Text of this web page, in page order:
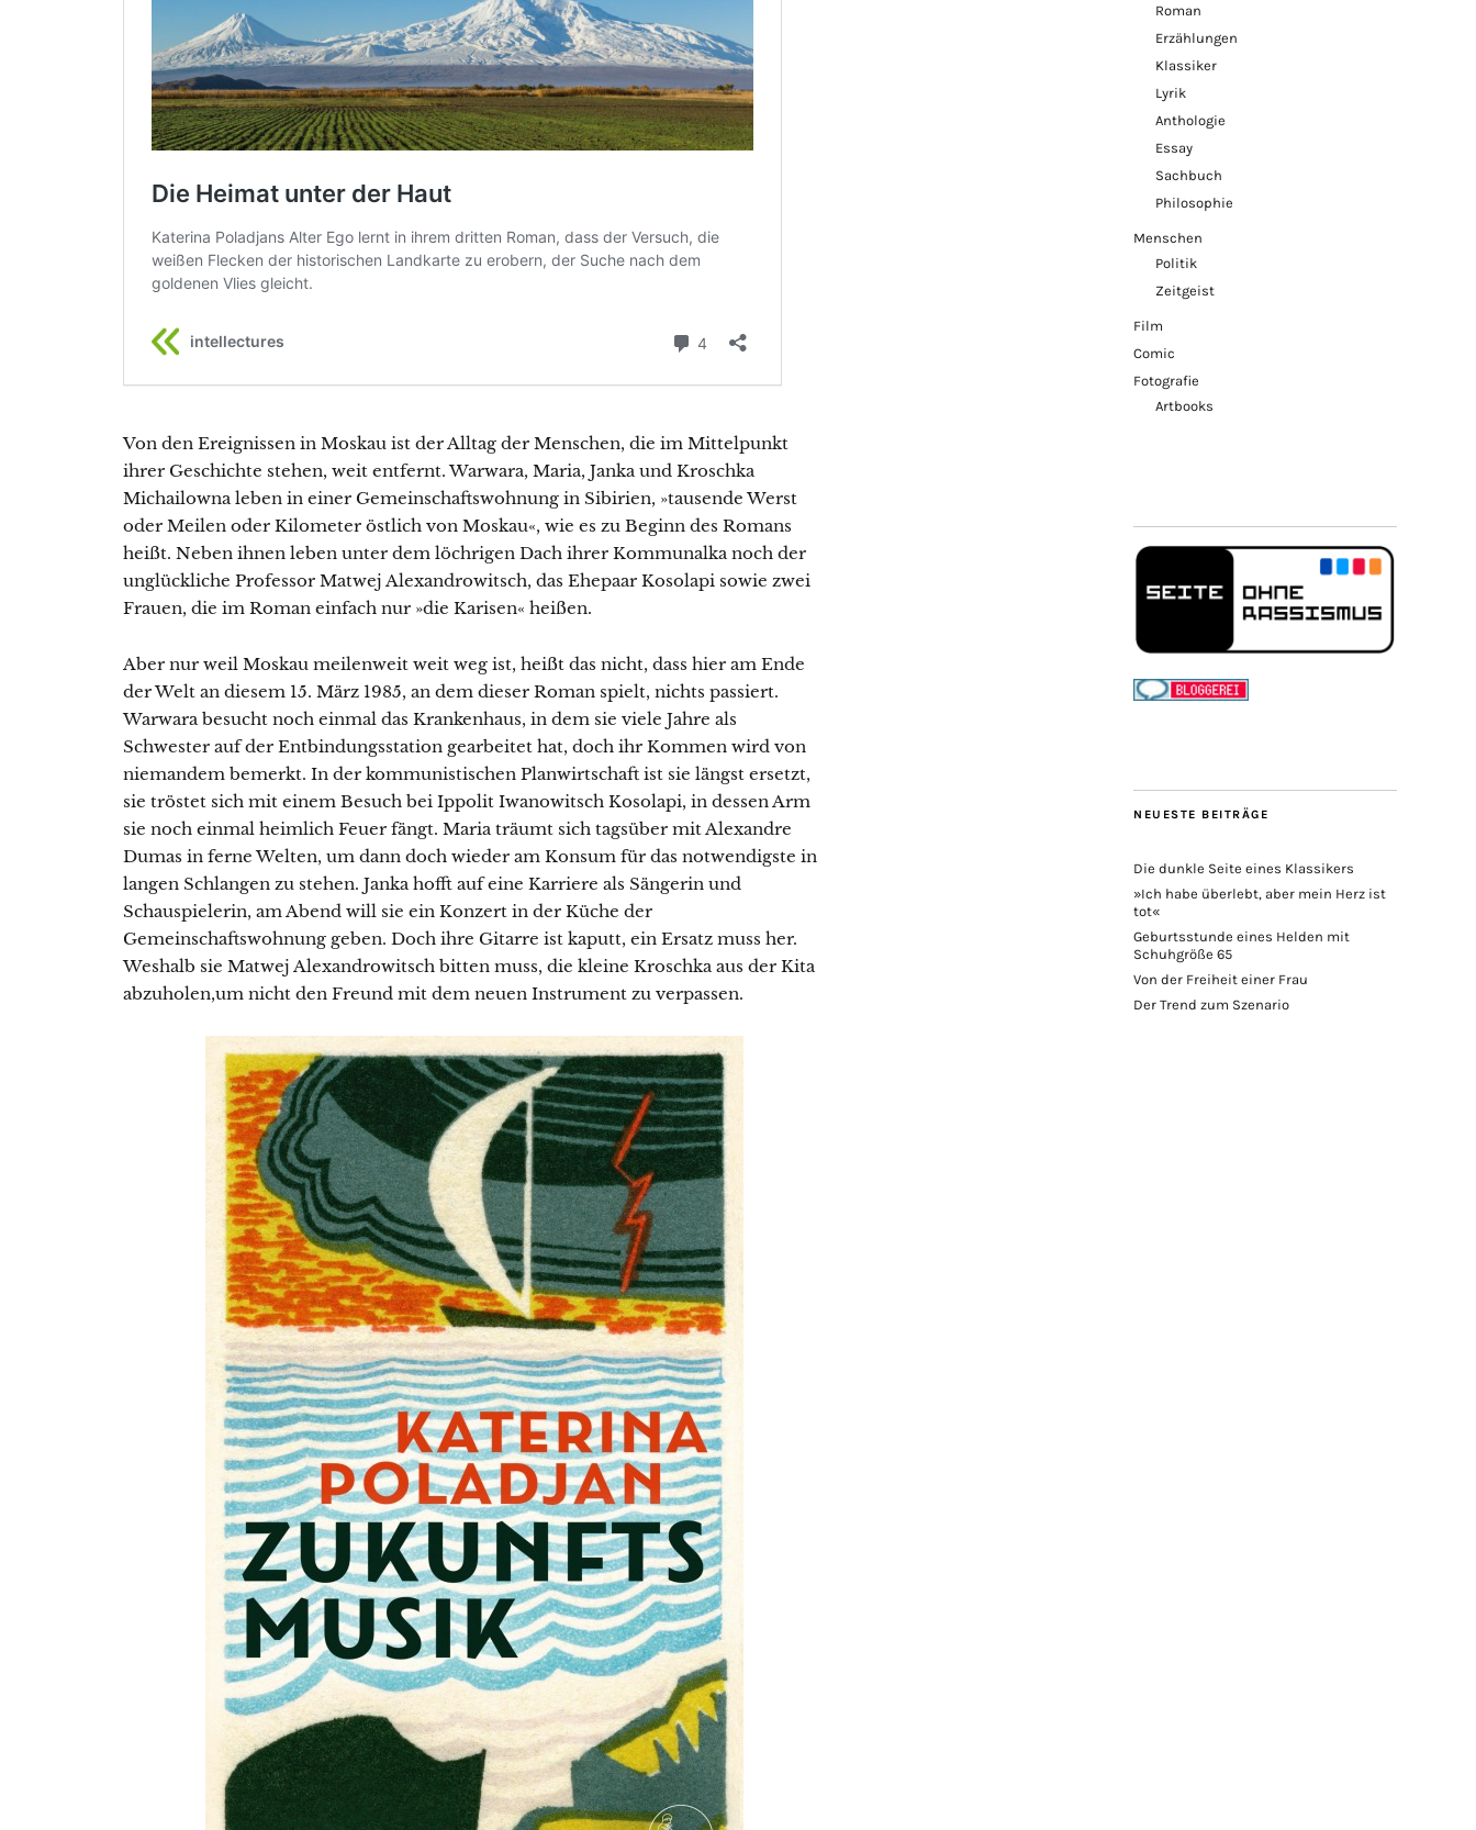
Von den Ereignissen in Moskau ist der Alltag der Menschen, die im Mittelpunkt
ihrer Geschichte stehen, weit entfernt. Warwara, Maria, Janka und Kroschka
Michailowna leben in einer Gemeinschaftswohnung in Sibirien, »tausende Werst
oder Meilen oder Kilometer östlich von Moskau«, wie es zu Beginn des Romans
heißt. Neben ihnen leben unter dem löchrigen Dach ihrer Kommunalka noch der
unglückliche Professor Matwej Alexandrowitsch, das Ehepaar Kosolapi sowie zwei
Frauen, die im Roman einfach nur »die Karisen« heißen.
Aber nur weil Moskau meilenweit weit weg ist, heißt das nicht, dass hier am Ende
der Welt an diesem 15. März 1985, an dem dieser Roman spielt, nichts passiert.
Warwara besucht noch einmal das Krankenhaus, in dem sie viele Jahre als
Schwester auf der Entbindungsstation gearbeitet hat, doch ihr Kommen wird von
niemandem bemerkt. In der kommunistischen Planwirtschaft ist sie längst ersetzt,
sie tröstet sich mit einem Besuch bei Ippolit Iwanowitsch Kosolapi, in dessen Arm
sie noch einmal heimlich Feuer fängt. Maria träumt sich tagsüber mit Alexandre
Dumas in ferne Welten, um dann doch wieder am Konsum für das notwendigste in
langen Schlangen zu stehen. Janka hofft auf eine Karriere als Sängerin und
Schauspielerin, am Abend will sie ein Konzert in der Küche der
Gemeinschaftswohnung geben. Doch ihre Gitarre ist kaputt, ein Ersatz muss her.
Weshalb sie Matwej Alexandrowitsch bitten muss, die kleine Kroschka aus der Kita
abzuholen,um nicht den Freund mit dem neuen Instrument zu verpassen.
Roman
Erzählungen
Klassiker
Lyrik
Anthologie
Essay
Sachbuch
Philosophie
Menschen
Politik
Zeitgeist
Film
Comic
Fotografie
Artbooks
NEUESTE BEITRÄGE
Die dunkle Seite eines Klassikers
»Ich habe überlebt, aber mein Herz ist
tot«
Geburtsstunde eines Helden mit
Schuhgröße 65
Von der Freiheit einer Frau
Der Trend zum Szenario